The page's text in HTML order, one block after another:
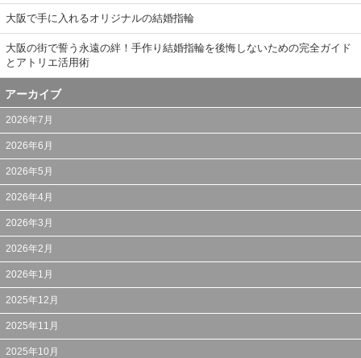
大阪で手に入れるオリジナルの結婚指輪
大阪の街で誓う永遠の絆！手作り結婚指輪を後悔しないための完全ガイド
とアトリエ活用術
アーカイブ
2026年7月
2026年6月
2026年5月
2026年4月
2026年3月
2026年2月
2026年1月
2025年12月
2025年11月
2025年10月